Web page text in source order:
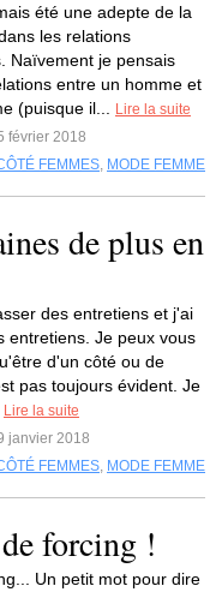
été une adepte de la
les relations
Naïvement je pensais
entre un homme et
(puisque il...
Lire la suite
février 2018
FEMMES, MODE FEMME
de plus en
des entretiens et j'ai
entretiens. Je peux vous
d'un côté ou de
pas toujours évident. Je
Lire la suite
janvier 2018
FEMMES, MODE FEMME
forcing !
Un petit mot pour dire